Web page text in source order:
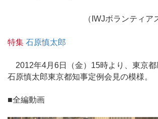
（IWJボランティア
特集 石原慎太郎
2012年4月6日（金）15時より、東京都
石原慎太郎東京都知事定例会見の模様。
■全編動画